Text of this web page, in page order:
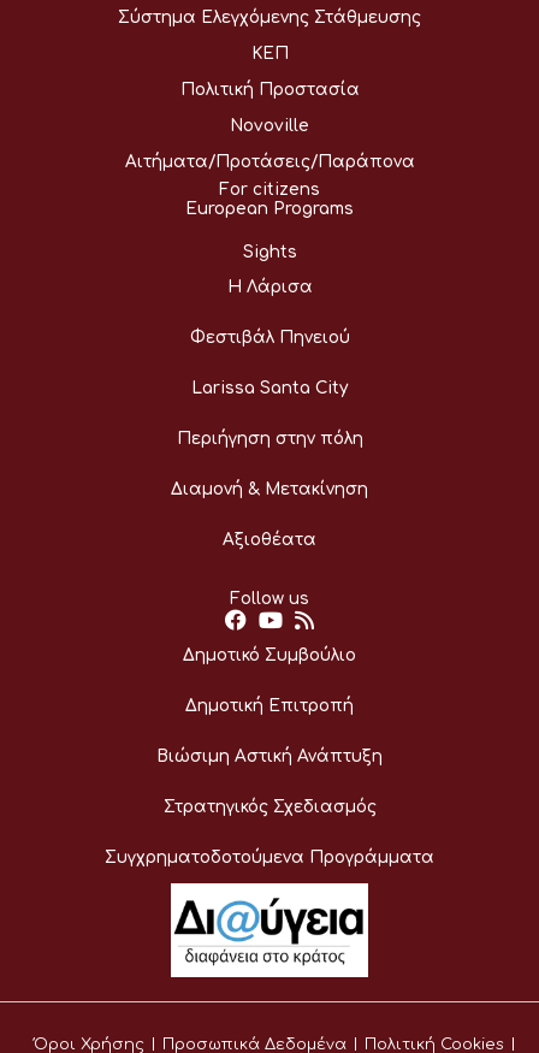
Σύστημα Ελεγχόμενης Στάθμευσης
ΚΕΠ
Πολιτική Προστασία
Novoville
Αιτήματα/Προτάσεις/Παράπονα
For citizens
European Programs
Sights
Η Λάρισα
Φεστιβάλ Πηνειού
Larissa Santa City
Περιήγηση στην πόλη
Διαμονή & Μετακίνηση
Αξιοθέατα
Follow us
Δημοτικό Συμβούλιο
Δημοτική Επιτροπή
Βιώσιμη Αστική Ανάπτυξη
Στρατηγικός Σχεδιασμός
Συγχρηματοδοτούμενα Προγράμματα
Όροι Χρήσης Προσωπικά Δεδομένα Πολιτική Cookies